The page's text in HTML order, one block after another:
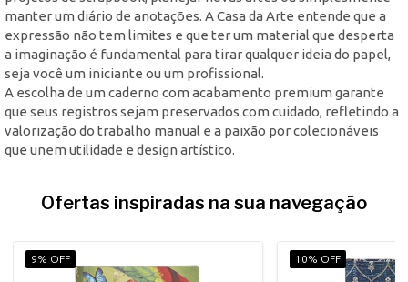
manter um diário de anotações. A Casa da Arte entende que a
expressão não tem limites e que ter um material que desperta
a imaginação é fundamental para tirar qualquer ideia do papel,
seja você um iniciante ou um profissional.
A escolha de um caderno com acabamento premium garante
que seus registros sejam preservados com cuidado, refletindo a
valorização do trabalho manual e a paixão por colecionáveis
que unem utilidade e design artístico.
Ofertas inspiradas na sua navegação
9% OFF 10% OFF